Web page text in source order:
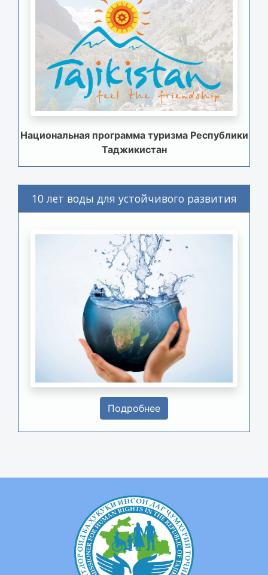
Национальная программа туризма Республики
Таджикистан
10 лет воды для устойчивого развития
Подробнее